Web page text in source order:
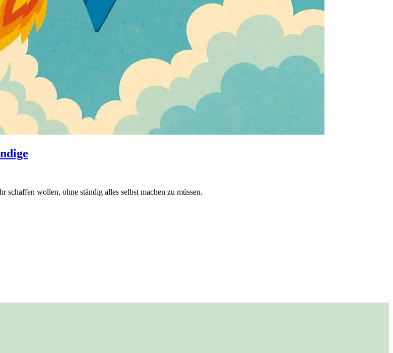
wollen, ohne ständig alles selbst machen zu müssen.